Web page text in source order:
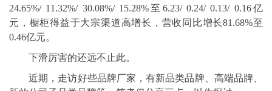
24.65%/ 11.32%/ 30.08%/ 15.28%至6.23/ 0.24/ 0.13/ 0.16亿
元，橱柜得益于大宗渠道高增长，营收同比增长81.68%至
0.46亿元。
下滑厉害的还远不止此。
近期，走访好些品牌厂家，有新品类品牌、高端品牌、